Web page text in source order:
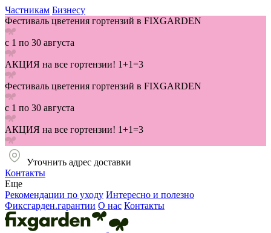
Частникам Бизнесу
Фестиваль цветения гортензий в FIXGARDEN
с 1 по 30 августа
АКЦИЯ на все гортензии! 1+1=3
Фестиваль цветения гортензий в FIXGARDEN
с 1 по 30 августа
АКЦИЯ на все гортензии! 1+1=3
Уточнить адрес доставки
Контакты
Еще
Рекомендации по уходу Интересно и полезно
Фиксгарден.гарантии О нас Контакты